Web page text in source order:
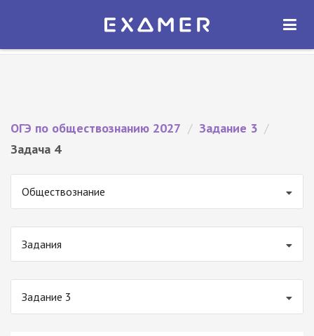
Экзамер — ЕГЭ 2027
ОТКРЫТЬ
ОГЭ по обществознанию 2027 / Задание 3 /
Задача 4
Обществознание
Задания
Задание 3